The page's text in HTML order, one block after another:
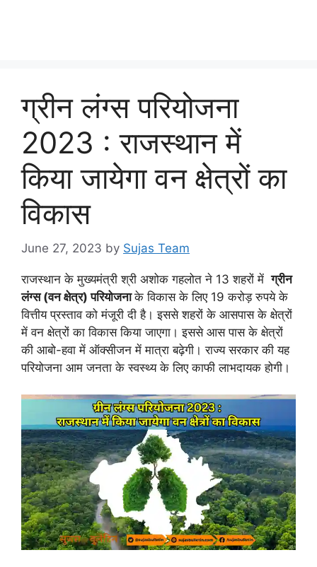
ग्रीन लंग्स परियोजना
2023 : राजस्थान में
किया जायेगा वन क्षेत्रों का
विकास
June 27, 2023 by Sujas Team
राजस्थान के मुख्यमंत्री श्री अशोक गहलोत ने 13 शहरों मेंग्रीन
लंग्स (वन क्षेत्र) परियोजनाके विकास के लिए 19 करोड़ रुपये के
वित्तीय प्रस्ताव को मंजूरी दी है। इससे शहरों के आसपास के क्षेत्रों
में वन क्षेत्रों का विकास किया जाएगा। इससे आस पास के क्षेत्रों
की आबो-हवा में ऑक्सीजन में मात्रा बढ़ेगी। राज्य सरकार की यह
परियोजना आम जनता के स्वस्थ्य के लिए काफी लाभदायक होगी।